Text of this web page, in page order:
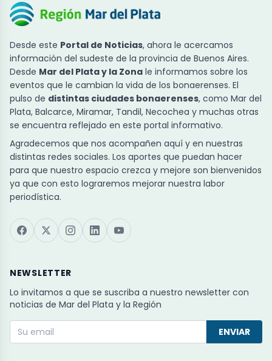
Desde este Portal de Noticias, ahora le acercamos
información del sudeste de la provincia de Buenos Aires.
Desde Mar del Plata y la Zona le informamos sobre los
eventos que le cambian la vida de los bonaerenses. El
pulso de distintas ciudades bonaerenses, como Mar del
Plata, Balcarce, Miramar, Tandil, Necochea y muchas otras
se encuentra reflejado en este portal informativo.
Agradecemos que nos acompañen aquí y en nuestras
distintas redes sociales. Los aportes que puedan hacer
para que nuestro espacio crezca y mejore son bienvenidos
ya que con esto lograremos mejorar nuestra labor
periodística.
NEWSLETTER
Lo invitamos a que se suscriba a nuestro newsletter con
noticias de Mar del Plata y la Región
ENVIAR